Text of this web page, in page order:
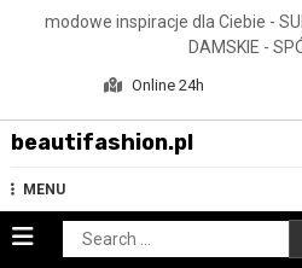
modowe inspiracje dla Ciebie -
DAMSKIE -
Online 24h
beautifashion.pl
MENU
Search
for: